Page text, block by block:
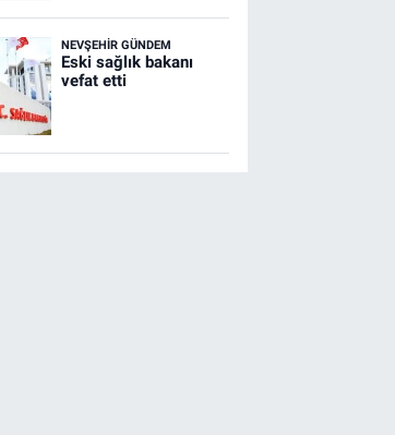
NEVŞEHIR GÜNDEM
Eski sağlık bakanı
vefat etti